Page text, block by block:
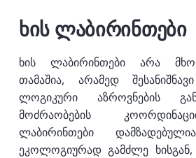
ხის ლაბირინთები
ხის ლაბირინთები არა
თამაშია, არამედ
ლოგიკური აზროვნების
მოძრაობების
ლაბირინთები
ეკოლოგიურად გამძლე